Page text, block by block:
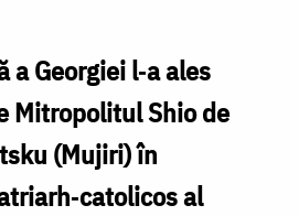
a Georgiei l‑a ales
Mitropolitul Shio de
(Mujiri) în
al